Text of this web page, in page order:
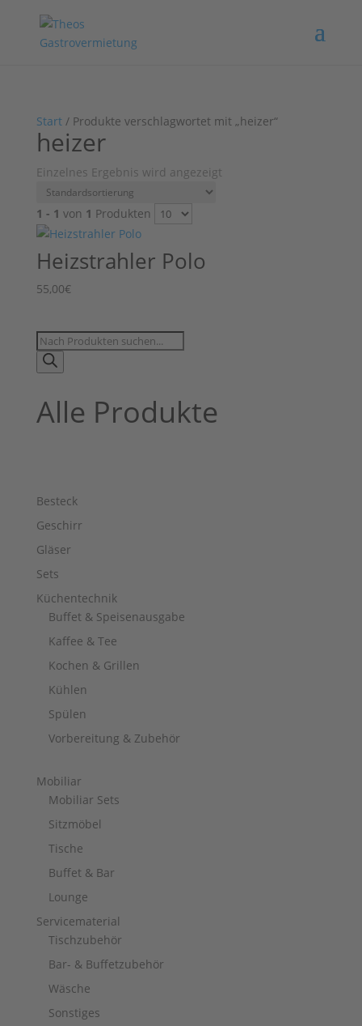
Start/ Produkte verschlagwortet mit „heizer“
heizer
Einzelnes Ergebnis wird angezeigt
1 - 1 von 1 Produkten
Heizstrahler Polo
55,00€
Products
search
Alle Produkte
Besteck
Geschirr
Gläser
Sets
Küchentechnik
Buffet & Speisenausgabe
Kaffee & Tee
Kochen & Grillen
Kühlen
Spülen
Vorbereitung & Zubehör
Mobiliar
Mobiliar Sets
Sitzmöbel
Tische
Buffet & Bar
Lounge
Servicematerial
Tischzubehör
Bar- & Buffetzubehör
Wäsche
Sonstiges